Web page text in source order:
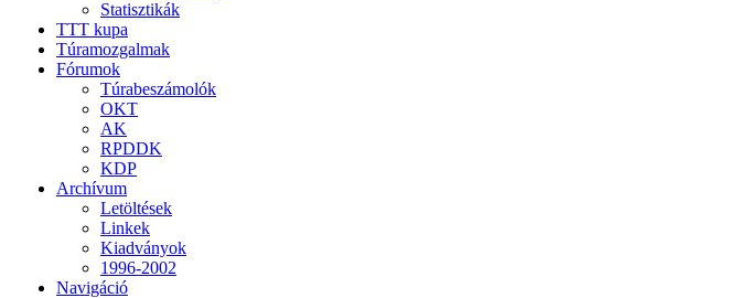
Statisztikák
TTT kupa
Túramozgalmak
Fórumok
Túrabeszámolók
OKT
AK
RPDDK
KDP
Archívum
Letöltések
Linkek
Kiadványok
1996-2002
Navigáció